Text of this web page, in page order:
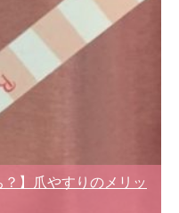
？】爪やすりのメリッ